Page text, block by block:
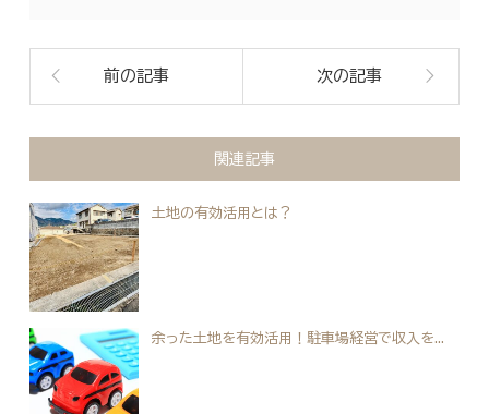
前の記事 次の記事
関連記事
土地の有効活用とは？
余った土地を有効活用！駐車場経営で収入を...